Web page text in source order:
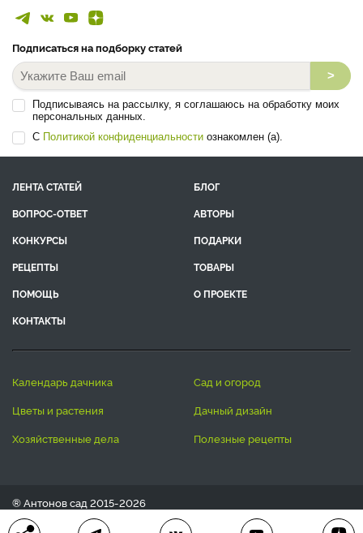
Подписаться на подборку статей
>
Подписываясь на рассылку, я соглашаюсь на обработку моих
персональных данных.
С Политикой конфиденциальности ознакомлен (а).
ЛЕНТА СТАТЕЙ
БЛОГ
ВОПРОС-ОТВЕТ
АВТОРЫ
КОНКУРСЫ
ПОДАРКИ
РЕЦЕПТЫ
ТОВАРЫ
ПОМОЩЬ
О ПРОЕКТЕ
КОНТАКТЫ
календарь дачника
сад и огород
цветы и растения
дачный дизайн
хозяйственные дела
полезные рецепты
® Антонов сад 2015-2026
Политика конфиденциальности